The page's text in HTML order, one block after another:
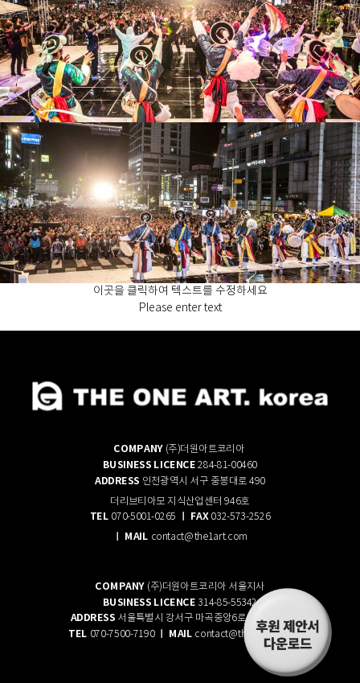
이곳을 클릭하여 텍스트를 수정하세요
Please enter text
COMPANY(주)더원아트코리아
BUSINESS LICENCE284-81-00460
ADDRESS 인천광역시 서구 중봉대로 490
더리브티아모 지식산업센터 946호
TEL 070-5001-0265 ㅣ FAX032-573-2526
MAIL contact@the1art.com
COMPANY(주)더원아트코리아 서울지사
BUSINESS LICENCE314-85-55342
ADDRESS 서울특별시 강서구 마곡중앙6로 21, 508호
TEL 070-7500-7190 ㅣ MAIL contact@the1art.com